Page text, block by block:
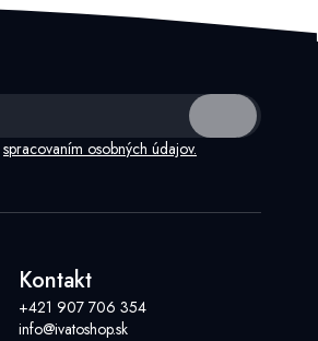
spracovaním osobných údajov.
Kontakt
+421 907 706 354
info@ivatoshop.sk